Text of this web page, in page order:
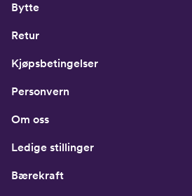
Bytte
Retur
Kjøpsbetingelser
Personvern
Om oss
Ledige stillinger
Bærekraft